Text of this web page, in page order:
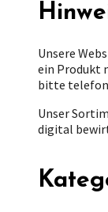
Unsere
ein Produkt
bitte
Unser
digital